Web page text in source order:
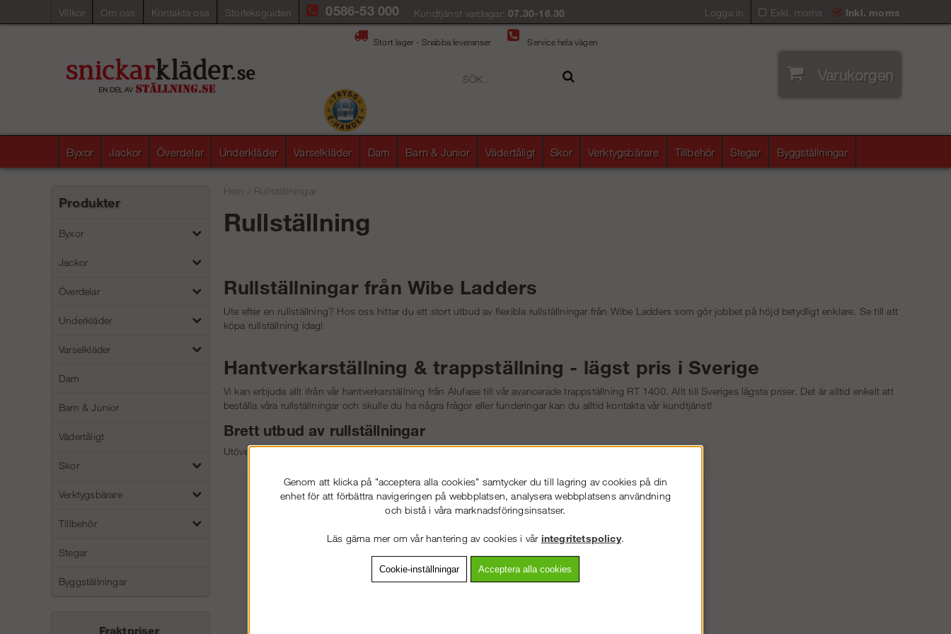
Villkor Om oss Kontakta oss Storleksguiden Exkl. moms Inkl. moms
0586-53 000 Kundtjänst vardagar:07.30-16.30 Logga in
Stort lager - Snabba leveranser Service hela vägen
Varukorgen
Byxor Jackor Överdelar Underkläder Varselkläder Dam Barn & Junior Vädertåligt Skor Verktygsbärare Tillbehör Stegar Byggställningar
Produkter
Byxor
Jackor
Överdelar
Underkläder
Varselkläder
Dam
Barn & Junior
Vädertåligt
Skor
Verktygsbärare
Tillbehör
Stegar
Byggställningar
Fraktpriser
Hem Rullställningar
Rullställning
Rullställningar från Wibe Ladders
Ute efter en rullställning? Hos oss hittar du ett stort utbud av flexibla rullställningar från Wibe Ladders som gör jobbet på höjd betydligt enklare. Se till att
köpa rullställning idag!
Hantverkarställning & trappställning - lägst pris i Sverige
Vi kan erbjuda allt ifrån vår hantverkarställning från Alufase till vår avanceradetrappställning RT 1400 . Allt till Sveriges lägsta priser. Det är alltid enkelt att
beställa våra rullställningar och skulle du ha några frågor eller funderingar kan du alltid kontakta vår kundtjänst!
Brett utbud av rullställningar
Utöver vårt stora sortiment av rullställningar erbjuder vi även högkvalitativafasadställningarför proffs.
Genom att klicka på "acceptera alla cookies" samtycker du till lagring av cookies på din
enhet för att förbättra navigeringen på webbplatsen, analysera webbplatsens användning
och bistå i våra marknadsföringsinsatser.
Läs gärna mer om vår hantering av cookies i vår integritetspolicy.
Cookie-inställningar Acceptera alla cookies
VÄLKOMMEN TILLSNICKARKLÄDER.SE
VÄNLIGEN VÄLJ PRIVAT ELLER FÖRETAG NEDAN.